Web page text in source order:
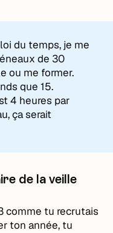
du temps, je me
de 30
ou me former.
que 15.
4 heures par
ça serait
de la veille
comme tu recrutais
ton année, tu